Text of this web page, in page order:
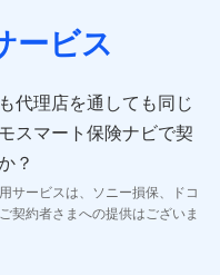
びに法人向けASPサー
皆様に有用なお知らせ
ービス
代理店を通しても同じ
スマート保険ナビで契
？
サービスは、ソニー損保、ドコ
契約者さまへの提供はございま